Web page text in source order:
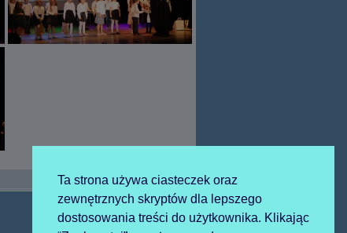
Ta strona używa ciasteczek oraz
zewnętrznych skryptów dla lepszego
dostosowania treści do użytkownika. Klikając